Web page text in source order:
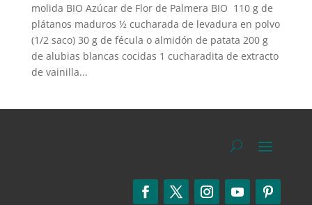
molida BIO Azúcar de Flor de Palmera BIO 110 g de
plátanos maduros ½ cucharada de levadura en polvo
(1/2 saco) 30 g de fécula o almidón de patata 200 g
de alubias blancas cocidas 1 cucharadita de extracto
de vainilla...